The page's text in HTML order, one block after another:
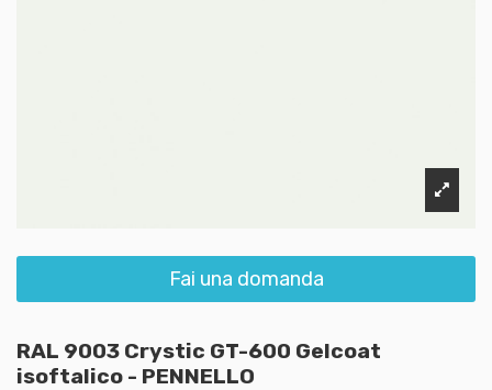
Fai una domanda
RAL 9003 Crystic GT-600 Gelcoat
isoftalico - PENNELLO